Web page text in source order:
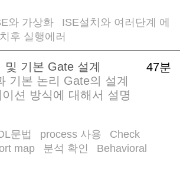
와 가상화
ISE설치와 여러단계 에
후 실행에러
47분
및 기본 Gate 설계
기본 논리 Gate의 설계
션 방식에 대해서 설명
문법 process 사용
Check
map 분석 확인
Behavioral